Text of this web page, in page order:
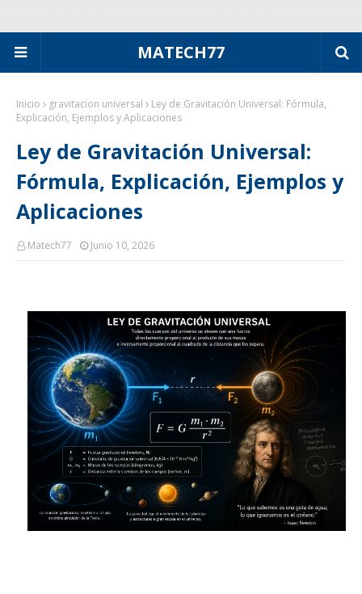
MATECH77
Inicio gravitacion universal
Ley de Gravitación Universal: Fórmula,
Explicación, Ejemplos y Aplicaciones
Ley de Gravitación Universal:
Fórmula, Explicación, Ejemplos y
Aplicaciones
Matech77 Junio 10, 2026